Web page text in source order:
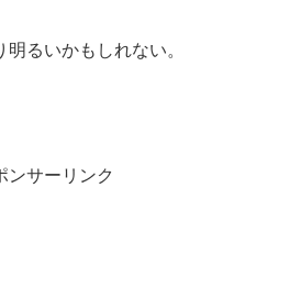
るいかもしれない。
ンサーリンク